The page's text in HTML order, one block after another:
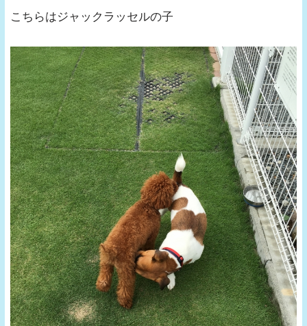
こちらはジャックラッセルの子